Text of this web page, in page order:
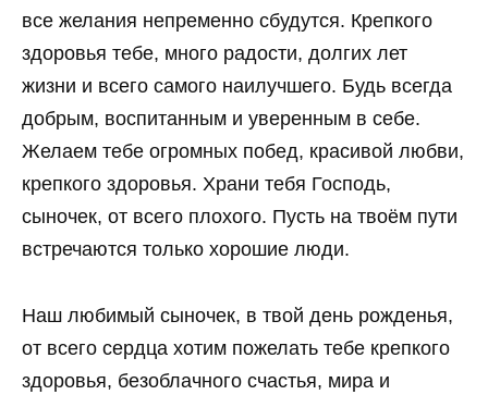
все желания непременно сбудутся. Крепкого
здоровья тебе, много радости, долгих лет
жизни и всего самого наилучшего. Будь всегда
добрым, воспитанным и уверенным в себе.
Желаем тебе огромных побед, красивой любви,
крепкого здоровья. Храни тебя Господь,
сыночек, от всего плохого. Пусть на твоём пути
встречаются только хорошие люди.
Наш любимый сыночек, в твой день рожденья,
от всего сердца хотим пожелать тебе крепкого
здоровья, безоблачного счастья, мира и